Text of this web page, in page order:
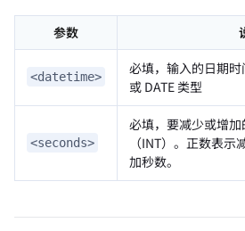
参数
<datetime>
必填，输入的日期时
或 DATE 类型
<seconds>
必填，要减少或增
（INT）。正数表
加秒数。